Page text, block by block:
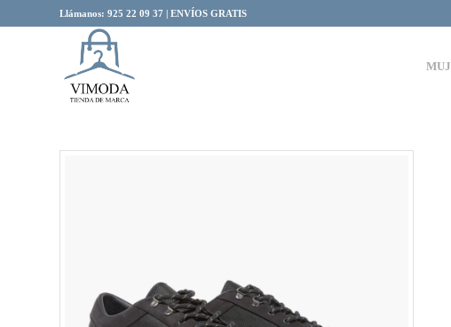
Llámanos: 925 22 09 37 | ENVÍOS GRATIS